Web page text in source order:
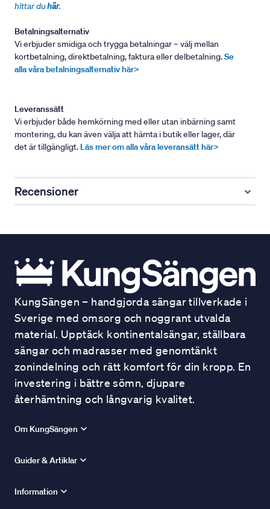
hittar duhär.
Betalningsalternativ
Vi erbjuder smidiga och trygga betalningar – välj mellan
kortbetalning, direktbetalning, faktura eller delbetalning.Se
alla våra betalningsalternativ här>
Leveranssätt
Vi erbjuder både hemkörning med eller utan inbärning samt
montering, du kan även välja att hämta i butik eller lager, där
det är tillgängligt. Läs mer om alla våra leveransätt här>
Recensioner
KungSängen – handgjorda sängar tillverkade i
Sverige med omsorg och noggrant utvalda
material. Upptäck kontinentalsängar, ställbara
sängar och madrasser med genomtänkt
zonindelning och rätt komfort för din kropp. En
investering i bättre sömn, djupare
återhämtning och långvarig kvalitet.
Om KungSängen
Guider & Artiklar
Information